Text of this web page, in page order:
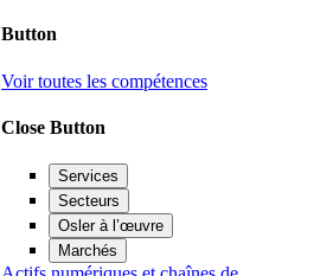
Button
Voir toutes les compétences
Close Button
Services
Secteurs
Osler à l’œuvre
Marchés